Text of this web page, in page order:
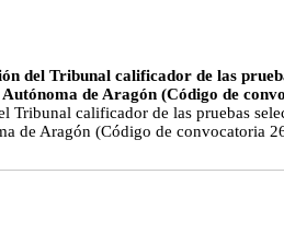
del Tribunal calificador de las
de Aragón (Código de
calificador de las pruebas
de Aragón (Código de convocatoria